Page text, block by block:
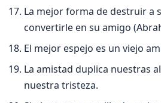
La mejor forma de destruir a
convertirle en su amigo
El mejor espejo es un viejo
La amistad duplica nuestras
nuestra tristeza.